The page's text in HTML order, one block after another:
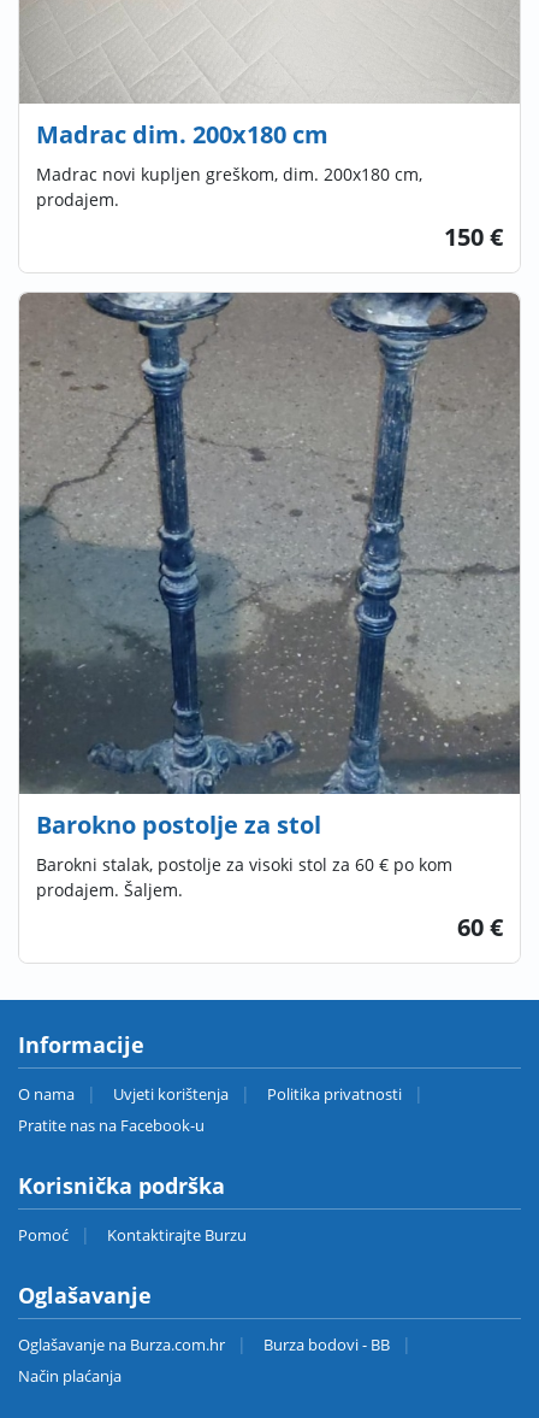
Madrac dim. 200x180 cm
Madrac novi kupljen greškom, dim. 200x180 cm,
prodajem.
150 €
Barokno postolje za stol
Barokni stalak, postolje za visoki stol za 60 € po kom
prodajem. Šaljem.
60 €
Informacije
O nama Uvjeti korištenja
Politika privatnosti
Pratite nas na Facebook-u
Korisnička podrška
Pomoć Kontaktirajte Burzu
Oglašavanje
Oglašavanje na Burza.com.hr
Burza bodovi - BB
Način plaćanja